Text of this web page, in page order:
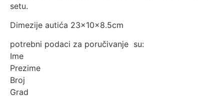
setu.
Dimezije autića 23×10×8.5cm
potrebni podaci za poručivanje su:
Ime
Prezime
Broj
Grad